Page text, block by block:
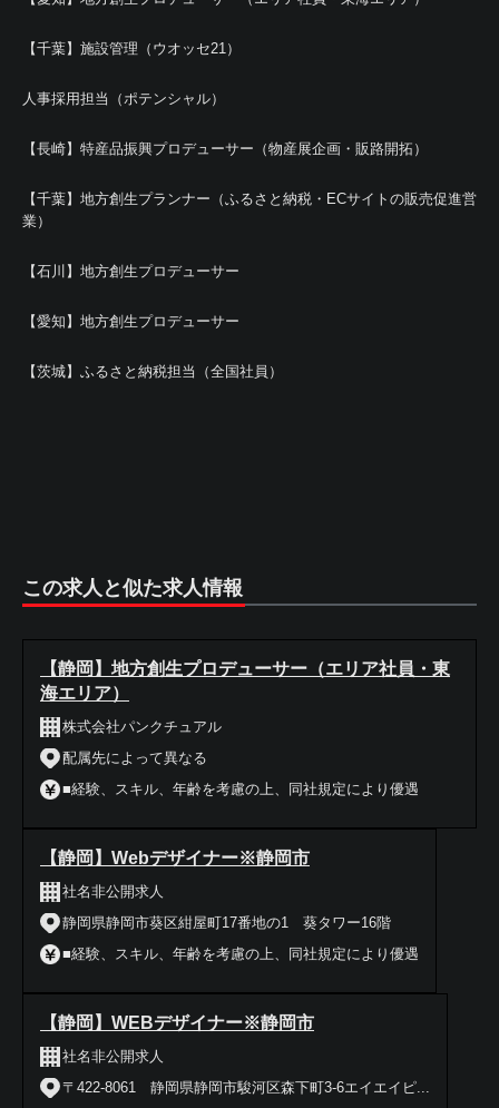
【千葉】施設管理（ウオッセ21）
人事採用担当（ポテンシャル）
【長崎】特産品振興プロデューサー（物産展企画・販路開拓）
【千葉】地方創生プランナー（ふるさと納税・ECサイトの販売促進営
業）
【石川】地方創生プロデューサー
【愛知】地方創生プロデューサー
【茨城】ふるさと納税担当（全国社員）
この求人と似た求人情報
【静岡】地方創生プロデューサー（エリア社員・東
海エリア）
株式会社パンクチュアル
配属先によって異なる
■経験、スキル、年齢を考慮の上、同社規定により優遇
【静岡】Webデザイナー※静岡市
社名非公開求人
静岡県静岡市葵区紺屋町17番地の1 葵タワー16階
■経験、スキル、年齢を考慮の上、同社規定により優遇
【静岡】WEBデザイナー※静岡市
社名非公開求人
〒422-8061 静岡県静岡市駿河区森下町3-6エイエイピ...